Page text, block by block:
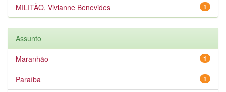
1
MILITÃO, Vivianne Benevides
Assunto
1
Maranhão
1
Paraíba